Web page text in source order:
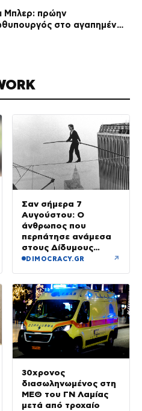
Μπλερ: πρώην
στο αγαπημένο
Σαν σήμερα 7
Αυγούστου: Ο
άνθρωπος που
περπάτησε ανάμεσα
στους Δίδυμους
Πύργους
DIMOCRACY.GR ↗
30χρονος
διασωληνωμένος στη
ΜΕΘ του ΓΝ Λαμίας
μετά από τροχαίο